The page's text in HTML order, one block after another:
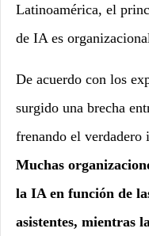
Latinoamérica, el
de IA es
De acuerdo con los
surgido una brecha
frenando el verdadero
Muchas
la IA en función de
asistentes, mientras